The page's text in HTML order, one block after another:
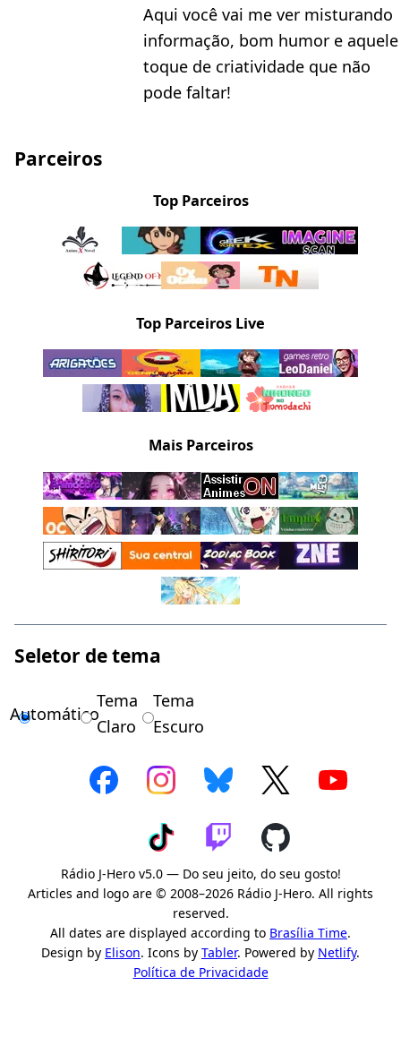
Aqui você vai me ver misturando
informação, bom humor e aquele
toque de criatividade que não
pode faltar!
Parceiros
Top Parceiros
Top Parceiros Live
Mais Parceiros
Seletor de tema
Automático
Tema
Claro
Tema
Escuro
Rádio J-Hero v5.0 — Do seu jeito, do seu gosto!
Articles and logo are © 2008–2026 Rádio J-Hero. All rights
reserved.
All dates are displayed according to Brasília Time.
Design by Elison. Icons by Tabler. Powered by Netlify.
Política de Privacidade